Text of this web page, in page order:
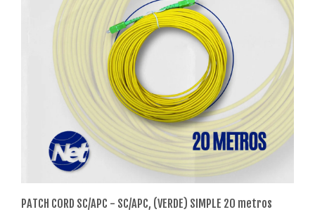
PATCH CORD SC/APC - SC/APC, (VERDE) SIMPLE 20 metros